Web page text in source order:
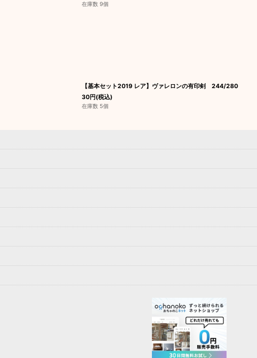
在庫数 9個
【基本セット2019 レア】ヴァレロンの有印剣 244/280
30円(税込)
在庫数 5個